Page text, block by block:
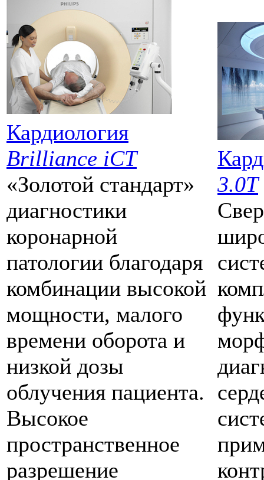
Кардиология
Brilliance iCT
«Золотой стандарт»
диагностики
коронарной
патологии благодаря
комбинации высокой
мощности, малого
времени оборота и
низкой дозы
облучения пациента.
Высокое
пространственное
разрешение
3.0T